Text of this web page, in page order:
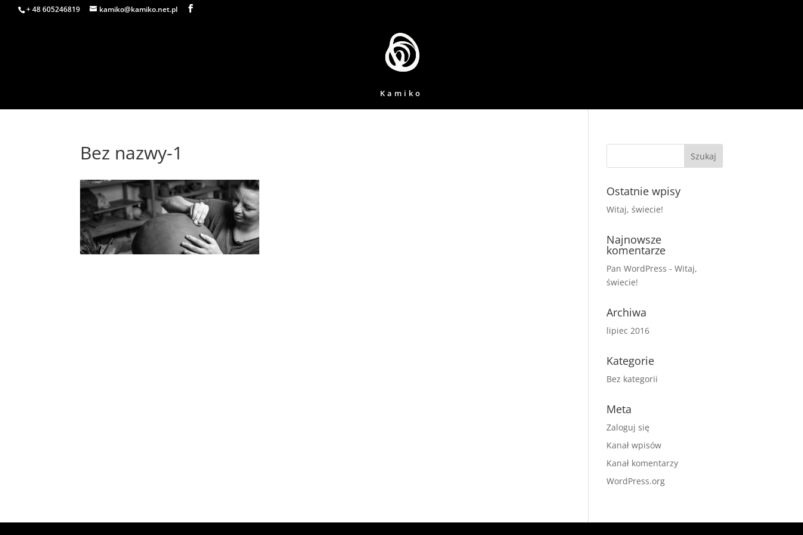
+ 48 605246819 kamiko@kamiko.net.pl
Kamiko
Bez nazwy-1
Ostatnie wpisy
Witaj, świecie!
Najnowsze
komentarze
Pan WordPress -Witaj,
świecie!
Archiwa
lipiec 2016
Kategorie
Bez kategorii
Meta
Zaloguj się
Kanał wpisów
Kanał komentarzy
WordPress.org